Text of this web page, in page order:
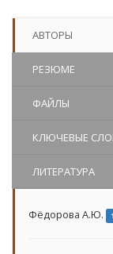
АВТОРЫ
РЕЗЮМЕ
ФАЙЛЫ
КЛЮЧЕВЫЕ
ЛИТЕРАТУРА
Фёдорова А.Ю.